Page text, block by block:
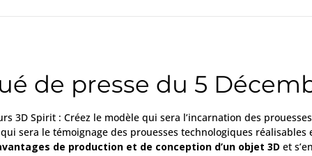
de presse du 5
3D Spirit : Créez le modèle qui sera l’incarnation des
qui sera le témoignage des prouesses technologiques
de production et de conception d’un objet 3D et